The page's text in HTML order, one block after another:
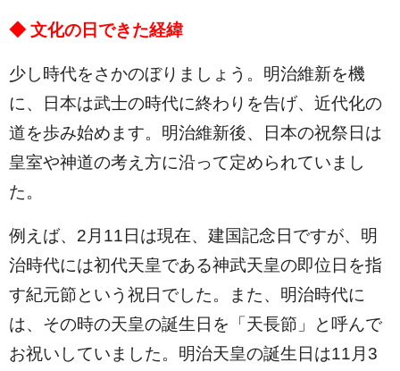
◆ 文化の日できた経緯
少し時代をさかのぼりましょう。明治維新を機
に、日本は武士の時代に終わりを告げ、近代化の
道を歩み始めます。明治維新後、日本の祝祭日は
皇室や神道の考え方に沿って定められていまし
た。
例えば、2月11日は現在、建国記念日ですが、明
治時代には初代天皇である神武天皇の即位日を指
す紀元節という祝日でした。また、明治時代に
は、その時の天皇の誕生日を「天長節」と呼んで
お祝いしていました。明治天皇の誕生日は11月3